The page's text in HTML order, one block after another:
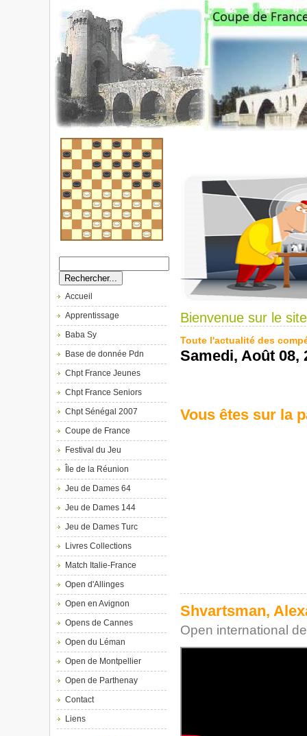
Accueil
Apprentissage
Baba Sy
Base de donnée Pdn
Chpt France Jeunes
Chpt France Seniors
Chpt Sénégal 2007
Coupe de France
Festival du Jeu
Île de la Réunion
Jeu de Dames 64
Jeu de Dames 144
Jeu de Dames Turc
Livres Collections
Match Italie-France
Open d'Allinges
Open en Avignon
Opens de Cannes
Open du Léman
Open de Montpellier
Open de Parthenay
Contact
Liens
Bienvenue sur le
Toute l'actualité des
Samedi, Août 08,
Vous êtes sur la
Shvartsman,
Open international